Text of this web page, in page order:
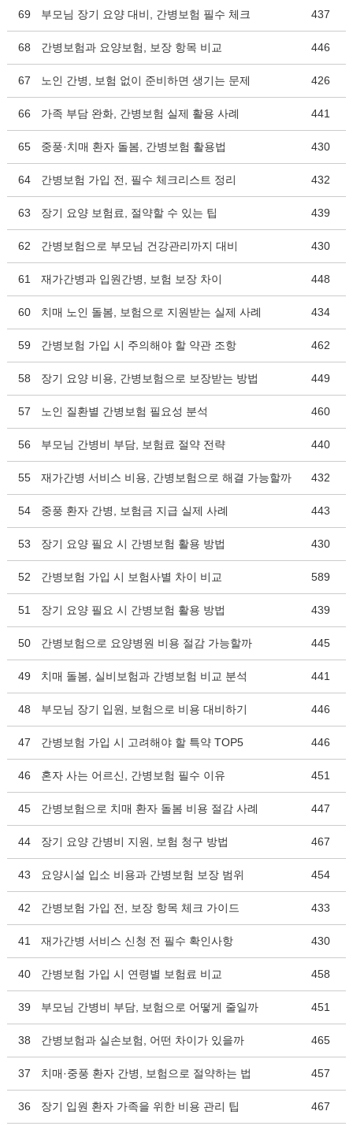
69 부모님 장기 요양 대비, 간병보험 필수 체크 437
68 간병보험과 요양보험, 보장 항목 비교 446
67 노인 간병, 보험 없이 준비하면 생기는 문제 426
66 가족 부담 완화, 간병보험 실제 활용 사례 441
65 중풍·치매 환자 돌봄, 간병보험 활용법 430
64 간병보험 가입 전, 필수 체크리스트 정리 432
63 장기 요양 보험료, 절약할 수 있는 팁 439
62 간병보험으로 부모님 건강관리까지 대비 430
61 재가간병과 입원간병, 보험 보장 차이 448
60 치매 노인 돌봄, 보험으로 지원받는 실제 사례 434
59 간병보험 가입 시 주의해야 할 약관 조항 462
58 장기 요양 비용, 간병보험으로 보장받는 방법 449
57 노인 질환별 간병보험 필요성 분석 460
56 부모님 간병비 부담, 보험료 절약 전략 440
55 재가간병 서비스 비용, 간병보험으로 해결 가능할까 432
54 중풍 환자 간병, 보험금 지급 실제 사례 443
53 장기 요양 필요 시 간병보험 활용 방법 430
52 간병보험 가입 시 보험사별 차이 비교 589
51 장기 요양 필요 시 간병보험 활용 방법 439
50 간병보험으로 요양병원 비용 절감 가능할까 445
49 치매 돌봄, 실비보험과 간병보험 비교 분석 441
48 부모님 장기 입원, 보험으로 비용 대비하기 446
47 간병보험 가입 시 고려해야 할 특약 TOP5 446
46 혼자 사는 어르신, 간병보험 필수 이유 451
45 간병보험으로 치매 환자 돌봄 비용 절감 사례 447
44 장기 요양 간병비 지원, 보험 청구 방법 467
43 요양시설 입소 비용과 간병보험 보장 범위 454
42 간병보험 가입 전, 보장 항목 체크 가이드 433
41 재가간병 서비스 신청 전 필수 확인사항 430
40 간병보험 가입 시 연령별 보험료 비교 458
39 부모님 간병비 부담, 보험으로 어떻게 줄일까 451
38 간병보험과 실손보험, 어떤 차이가 있을까 465
37 치매·중풍 환자 간병, 보험으로 절약하는 법 457
36 장기 입원 환자 가족을 위한 비용 관리 팁 467